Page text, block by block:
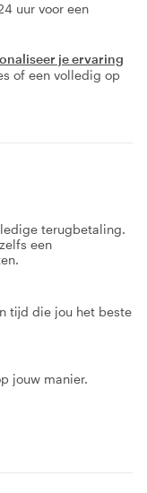
uur voor een
je ervaring
of een volledig op
terugbetaling.
een
tijd die jou het beste
jouw manier.